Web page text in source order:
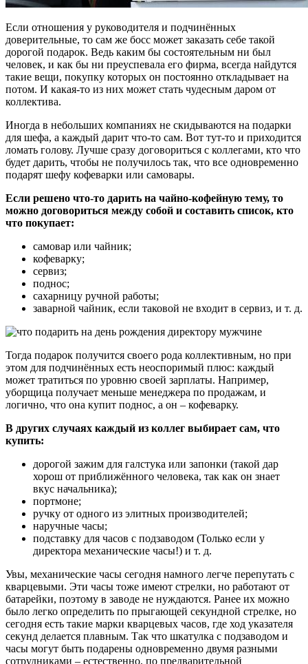
Если отношения у руководителя и подчинённых
доверительные, то сам же босс может заказать себе такой
дорогой подарок. Ведь каким бы состоятельным ни был
человек, и как бы ни преуспевала его фирма, всегда найдутся
такие вещи, покупку которых он постоянно откладывает на
потом. И какая-то из них может стать чудесным даром от
коллектива.
Иногда в небольших компаниях не скидываются на подарки
для шефа, а каждый дарит что-то сам. Вот тут-то и приходится
ломать голову. Лучше сразу договориться с коллегами, кто что
будет дарить, чтобы не получилось так, что все одновременно
подарят шефу кофеварки или самовары.
Если решено что-то дарить на чайно-кофейную тему, то
можно договориться между собой и составить список, кто
что покупает:
самовар или чайник;
кофеварку;
сервиз;
поднос;
сахарницу ручной работы;
заварной чайник, если таковой не входит в сервиз, и т. д.
Тогда подарок получится своего рода коллективным, но при
этом для подчинённых есть неоспоримый плюс: каждый
может тратиться по уровню своей зарплаты. Например,
уборщица получает меньше менеджера по продажам, и
логично, что она купит поднос, а он – кофеварку.
В других случаях каждый из коллег выбирает сам, что
купить:
дорогой зажим для галстука или запонки (такой дар
хорош от приближённого человека, так как он знает
вкус начальника);
портмоне;
ручку от одного из элитных производителей;
наручные часы;
подставку для часов с подзаводом (Только если у
директора механические часы!) и т. д.
Увы, механические часы сегодня намного легче перепутать с
кварцевыми. Эти часы тоже имеют стрелки, но работают от
батарейки, поэтому в заводе не нуждаются. Ранее их можно
было легко определить по прыгающей секундной стрелке, но
сегодня есть такие марки кварцевых часов, где ход указателя
секунд делается плавным. Так что шкатулка с подзаводом и
часы могут быть подарены одновременно двумя разными
сотрудниками – естественно, по предварительной